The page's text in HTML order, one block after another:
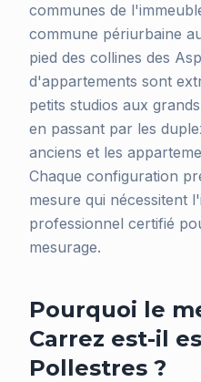
communes de
commune périurbaine
pied des collines des
d'appartements sont
petits studios aux
en passant par les
anciens et les
Chaque configuration
mesure qui nécessitent
professionnel certifié
mesurage.
Pourquoi le
Carrez est-il
Pollestres ?